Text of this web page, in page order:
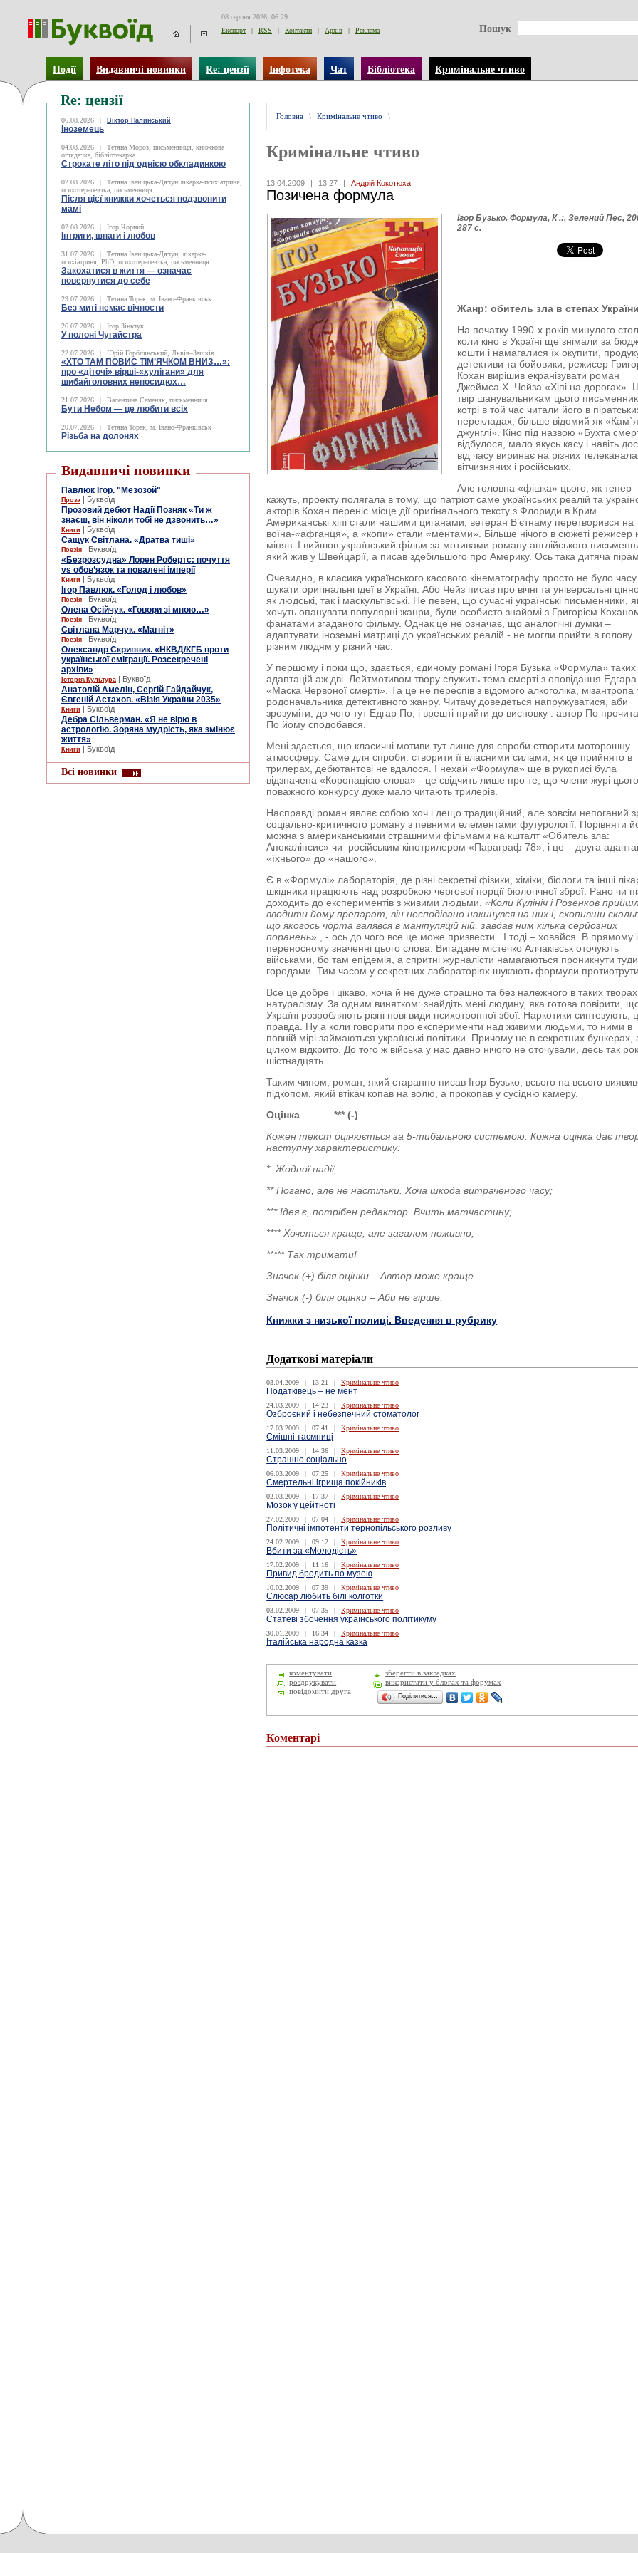
08 серпня 2026, 06:29
Експорт
| RSS | Контакти | Архів | Реклама Пошук
Події Видавничі новинки Re: цензії Інфотека Чат Бібліотека Кримінальне чтиво
Re: цензії
06.08.2026 | Віктор Палинський
Іноземець
04.08.2026 |
Тетяна Мороз, письменниця, книжкова
оглядачка, бібліотекарка
Строкате літо під однією обкладинкою
02.08.2026 |
Тетяна Іваніцька-Дячун лікарка-психіатриня,
психотерапевтка, письменниця
Після цієї книжки хочеться подзвонити
мамі
02.08.2026 | Ігор Чорний
Інтриги, шпаги і любов
31.07.2026 |
Тетяна Іваніцька-Дячун, лікарка-
психіатриня, PhD, психотерапевтка, письменниця
Закохатися в життя — означає
повернутися до себе
29.07.2026 | Тетяна Торак, м. Івано-Франківськ
Без миті немає вічности
26.07.2026 | Ігор Зіньчук
У полоні Чугайстра
22.07.2026 | Юрій Горблянський, Львів–Зашків
«ХТО ТАМ ПОВИС ТІМ’ЯЧКОМ ВНИЗ…»:
про «діточі» вірші-«хулігани» для
шибайголовних непосидюх…
21.07.2026 | Валентина Семеняк, письменниця
Бути Небом ― це любити всіх
20.07.2026 | Тетяна Торак, м. Івано-Франківськ
Різьба на долонях
Видавничі новинки
Павлюк Ігор. "Мезозой"
Проза | Буквоїд
Прозовий дебют Надії Позняк «Ти ж
знаєш, він ніколи тобі не дзвонить…»
Книги | Буквоїд
Сащук Світлана. «Дратва тиші»
Поезія | Буквоїд
«Безрозсудна» Лорен Робертс: почуття
vs обов’язок та повалені імперії
Книги | Буквоїд
Ігор Павлюк. «Голод і любов»
Поезія | Буквоїд
Олена Осійчук. «Говори зі мною…»
Поезія | Буквоїд
Світлана Марчук. «Магніт»
Поезія | Буквоїд
Олександр Скрипник. «НКВД/КГБ проти
української еміграції. Розсекречені
архіви»
Історія/Культура | Буквоїд
Анатолій Амелін, Сергій Гайдайчук,
Євгеній Астахов. «Візія України 2035»
Книги | Буквоїд
Дебра Сільверман. «Я не вірю в
астрологію. Зоряна мудрість, яка змінює
життя»
Книги | Буквоїд
Всі новинки
Головна \ Кримінальне чтиво \
Кримінальне чтиво
13.04.2009 | 13:27 | Андрій Кокотюха
Позичена формула
Ігор Бузько. Формула, К.:, Зелений Пес,
287 с.
Жанр: обитель зла в степах України
На початку 1990-х років минулого
коли кіно в Україні ще знімали за
кошти і намагалися їх окупити,
детективи та бойовики, режисер
Кохан вирішив екранізувати роман
Джеймса Х. Чейза «Хіпі на дорогах».
твір шанувальникам цього
котрі в той час читали його в
перекладах, більше відомий як
джунглі». Кіно під назвою «Бухта
відбулося, мало якусь касу і навіть
від часу виринає на різних
вітчизняних і російських.
Але головна «фішка» цього, як тепер
кажуть, проекту полягала в тому, що патріот саме українських реалій та
акторів Кохан переніс місце дії оригінального тексту з Флориди в Крим.
Американські хіпі стали нашими циганами, ветеран В’єтнаму перетворився на
воїна-«афганця», а «копи» стали «ментами». Більше нічого в сюжеті режисер
міняв. І вийшов український фільм за мотивами роману англійського
який жив у Швейцарії, а писав здебільшого про Америку. Ось така дитяча
Очевидно, в класика українського касового кінематографу просто не було часу
шукати оригінальні ідеї в Україні. Або Чейз писав про вічні та універсальні
як людські, так і маскультівські. Не певен, що сучасні українські письменники,
хочуть опанувати популярні жанри, були особисто знайомі з Григорієм
фанатами згаданого фільму. Однак це не означає, що аналогічні думки –
адаптувати іноземні матриці до українських реалій - не могли прийти в голову
різним людям у різний час.
У першому і поки що, здається, єдиному романі Ігоря Бузька «Формула» таких
адаптацій аж дві. Лейтмотивом твору служить тема смерті з оповідання
«Маска Червоної смерті». Та це не переспів з відомого алкоголіка, мізантропа
родоначальника детективного жанру. Читачу доведеться напружуватися, аби
зрозуміти, до чого тут Едгар По, і врешті прийти до висновку : автор По
По йому сподобався.
Мені здається, що класичні мотиви тут лише для спроби створити моторошну
атмосферу. Саме для спроби: створити її власними силами, як це прийнято в
трилерах, дебютантові не вдалося. І нехай «Формула» ще в рукописі була
відзначена «Коронацією слова» - це свідчить лише про те, що члени журі цього
поважного конкурсу дуже мало читають трилерів.
Насправді роман являє собою хоч і дещо традиційний, але зовсім непоганий
соціально-критичного роману з певними елементами футурології. Порівняти
можна з американськими страшними фільмами на кшталт «Обитель зла:
Апокаліпсис» чи російським кінотрилером «Параграф 78», і це – друга
«їхнього» до «нашого».
Є в «Формулі» лабораторія, де різні секретні фізики, хіміки, біологи та інші
шкідники працюють над розробкою чергової порції біологічної зброї. Рано чи
доходить до експериментів з живими людьми.«Коли Кулініч і Розенков
вводити йому препарат, він несподівано накинувся на них і, схопивши
що якогось чорта валявся в маніпуляцій ній, завдав ним кілька серйозних
поранень» , - ось до чого все це може призвести. І тоді – ховайся. В прямому і
переносному значенні цього слова. Вигадане містечко Алчаківськ оточують
військами, бо там епідемія, а спритні журналісти намагаються проникнути туди
городами. Тим часом у секретних лабораторіях шукають формули
Все це добре і цікаво, хоча й не дуже страшно та без належного в таких творах
натуралізму. За одним винятком: знайдіть мені людину, яка готова повірити,
Україні розробляють різні нові види психотропної збої. Наркотики синтезують,
правда. Ну а коли говорити про експерименти над живими людьми, то ними в
повній мірі займаються українські політики. Причому не в секретних бункерах,
цілком відкрито. До того ж війська у нас давно нічого не оточували, десь так
шістнадцять.
Таким чином, роман, який старанно писав Ігор Бузько, всього на всього
підкопом, який втікач копав на волю, а прокопав у сусідню камеру.
Оцінка
***(-)
Кожен текст оцінюється за 5-тибальною системою. Кожна оцінка дає
наступну характеристику:
* Жодної надії;
** Погано, але не настільки. Хоча шкода витраченого часу;
*** Ідея є, потрібен редактор. Вчить матчастину;
**** Хочеться краще, але загалом поживно;
***** Так тримати!
Значок (+) біля оцінки – Автор може краще.
Значок (-) біля оцінки – Аби не гірше.
Книжки з низької полиці. Введення в рубрику
Додаткові матеріали
03.04.2009 | 13:21 | Кримінальне чтиво
Податківець – не мент
24.03.2009 | 14:23 | Кримінальне чтиво
Озброєний і небезпечний стоматолог
17.03.2009 | 07:41 | Кримінальне чтиво
Смішні таємниці
11.03.2009 | 14:36 | Кримінальне чтиво
Страшно соціально
06.03.2009 | 07:25 | Кримінальне чтиво
Смертельні ігрища покійників
02.03.2009 | 17:37 | Кримінальне чтиво
Мозок у цейтноті
27.02.2009 | 07:04 | Кримінальне чтиво
Політичні імпотенти тернопільського розливу
24.02.2009 | 09:12 | Кримінальне чтиво
Вбити за «Молодість»
17.02.2009 | 11:16 | Кримінальне чтиво
Привид бродить по музею
10.02.2009 | 07:39 | Кримінальне чтиво
Слюсар любить білі колготки
03.02.2009 | 07:35 | Кримінальне чтиво
Статеві збочення українського політикуму
30.01.2009 | 16:34 | Кримінальне чтиво
Італійська народна казка
коментувати
зберегти в закладках
роздрукувати
використати у блогах та форумах
повідомити друга
Поділитися…
Коментарі